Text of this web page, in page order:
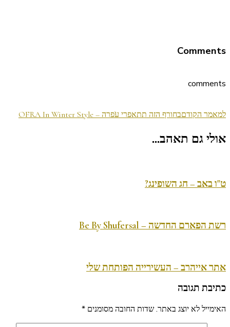
Comments
comments
ניווט
בפוסטים
למאמר הקודםבחורף הזה תתאפרי עֹפרה – OFRA In Winter Style
אולי גם תאהב...
ט"ו באב – חג השופינג?
רשת הפארם החדשה – Be By Shufersal
אתר אייהרב – העשירייה הפותחת שלי
כתיבת תגובה
האימייל לא יוצג באתר.שדות החובה מסומנים *